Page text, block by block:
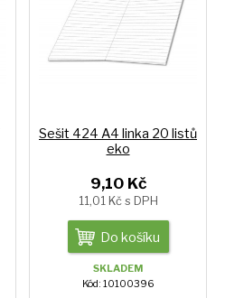
Sešit 424 A4 linka 20 listů
eko
9,10 Kč
11,01 Kč s DPH
Do košíku
SKLADEM
Kód: 10100396